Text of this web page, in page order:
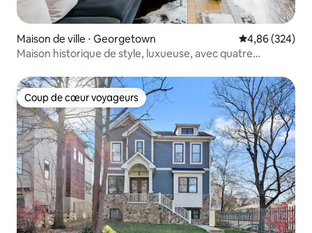
Maison de ville ⋅ Georgetown Évaluation
4,86 (324)
Maison historique de style, luxueuse, avec quatre
Coup de cœur voyageurs
Coup de cœur voyageurs